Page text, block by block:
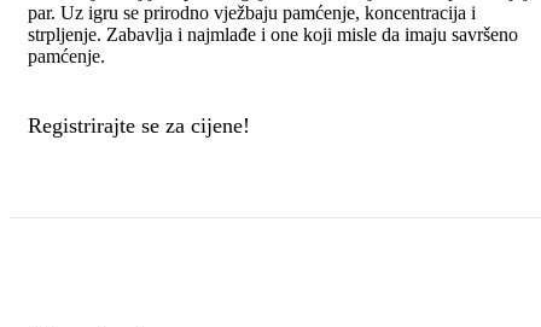
par. Uz igru se prirodno vježbaju pamćenje, koncentracija i
strpljenje. Zabavlja i najmlađe i one koji misle da imaju savršeno
pamćenje.
Registrirajte se za cijene!